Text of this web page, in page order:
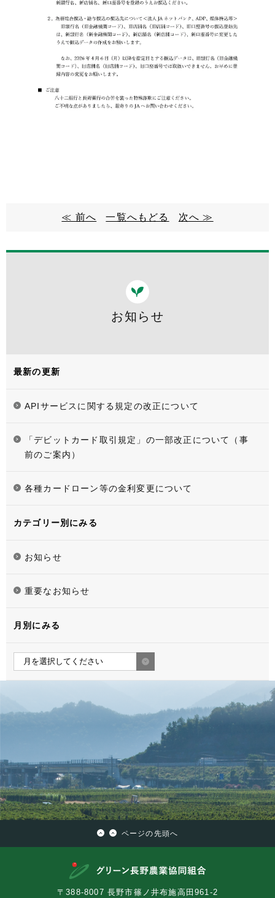
≪ 前へ 一覧へもどる 次へ ≫
お知らせ
最新の更新
APIサービスに関する規定の改正について
「デビットカード取引規定」の一部改正について（事
前のご案内）
各種カードローン等の金利変更について
カテゴリー別にみる
お知らせ
重要なお知らせ
月別にみる
ページの先頭へ
〒388-8007 長野市篠ノ井布施高田961-2